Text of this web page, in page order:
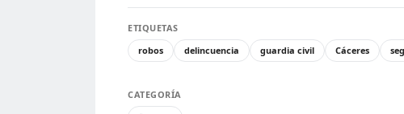
ETIQUETAS
robos
delincuencia guardia civil Cáceres
CATEGORÍA